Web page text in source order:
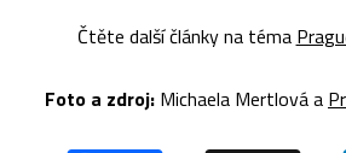
Čtěte další články na téma
Foto a zdroj: Michaela Mertlová a